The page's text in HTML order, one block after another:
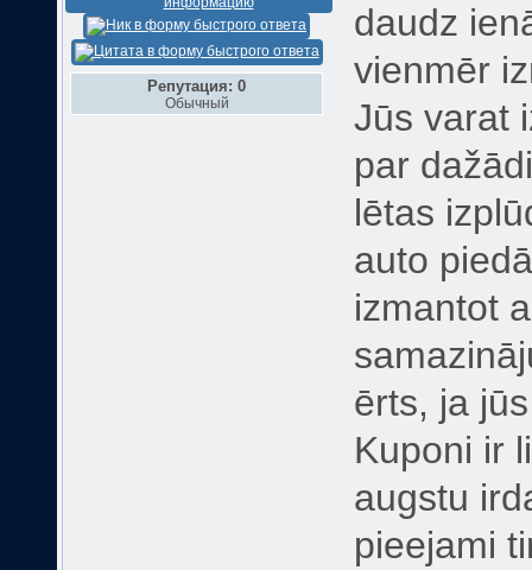
Репутация: 0
Обычный
daudz
vienmēr
Jūs varat
par
lētas
auto
izmantot
ērts, ja
Kuponi ir
augstu
pieejami